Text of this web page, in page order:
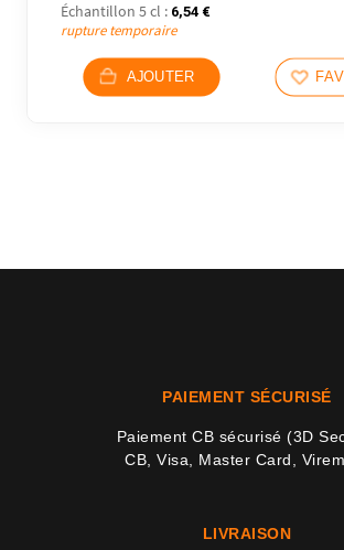
Échantillon 5 cl : 6,54 €
rupture temporaire
AJOUTER
PAIEMENT SÉCURISÉ
Paiement CB sécurisé (3D
CB, Visa, Master Card,
LIVRAISON